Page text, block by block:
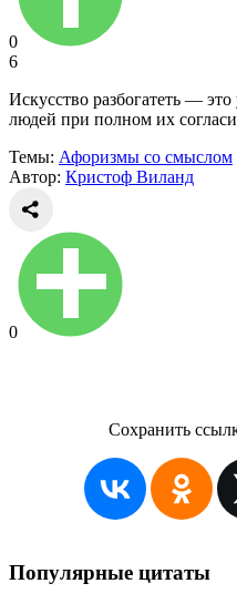
0
6
Искусство разбогатеть —
людей при полном их
Темы: Афоризмы со смыслом
Автор: Кристоф Виланд
0
Сохранить
Популярные цитаты